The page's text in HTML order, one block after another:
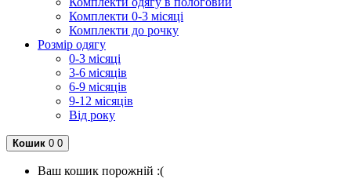
Комплекти 0-3 місяці
Комплекти до рочку
Розмір одягу
0-3 місяці
3-6 місяців
6-9 місяців
9-12 місяців
Від року
Кошик 0 0
Ваш кошик порожній :(